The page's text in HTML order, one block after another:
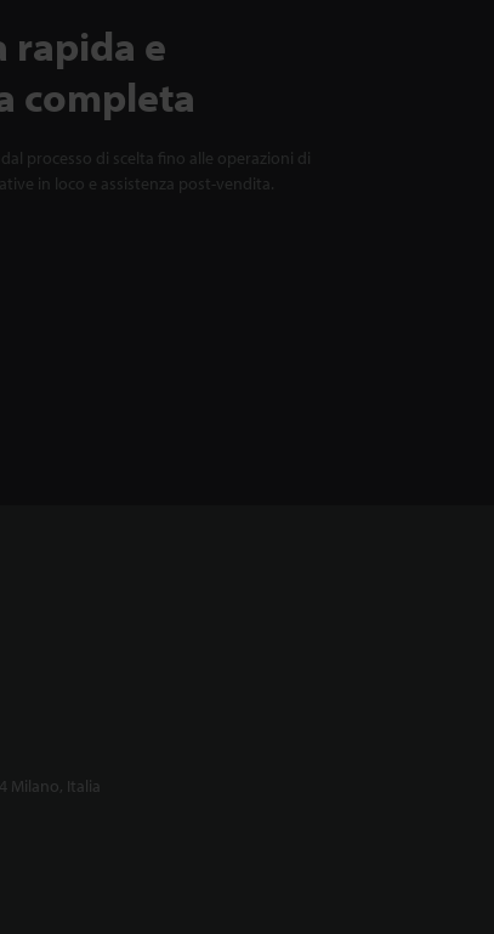
rapida e
completa
dal processo di scelta fino alle operazioni di
in loco e assistenza post-vendita.
Milano, Italia